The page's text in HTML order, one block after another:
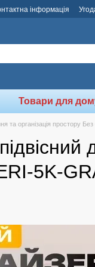
інформація
Товари для
та організація простору
5K-